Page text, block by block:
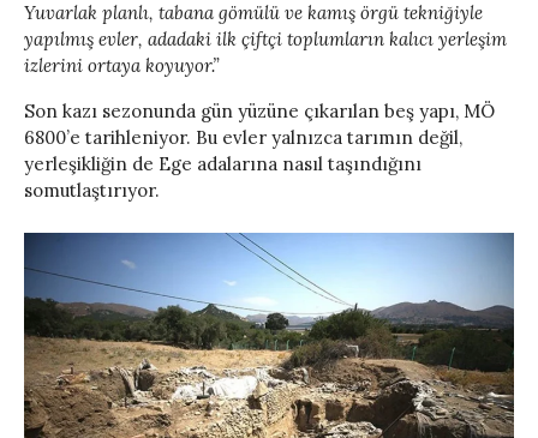
Yuvarlak planlı, tabana gömülü ve kamış örgü tekniğiyle
yapılmış evler, adadaki ilk çiftçi toplumların kalıcı yerleşim
izlerini ortaya koyuyor.”
Son kazı sezonunda gün yüzüne çıkarılan beş yapı, MÖ
6800’e tarihleniyor. Bu evler yalnızca tarımın değil,
yerleşikliğin de Ege adalarına nasıl taşındığını
somutlaştırıyor.